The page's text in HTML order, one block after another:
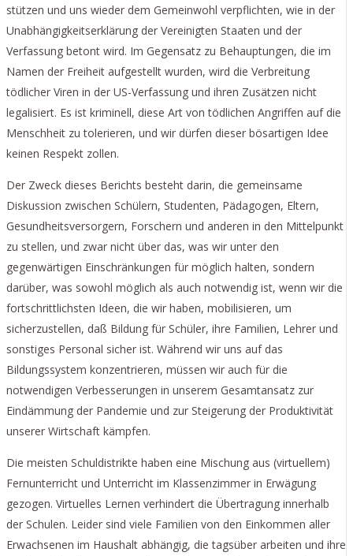
stützen und uns wieder dem Gemeinwohl verpflichten, wie in der
Unabhängigkeitserklärung der Vereinigten Staaten und der
Verfassung betont wird. Im Gegensatz zu Behauptungen, die im
Namen der Freiheit aufgestellt wurden, wird die Verbreitung
tödlicher Viren in der US-Verfassung und ihren Zusätzen nicht
legalisiert. Es ist kriminell, diese Art von tödlichen Angriffen auf die
Menschheit zu tolerieren, und wir dürfen dieser bösartigen Idee
keinen Respekt zollen.
Der Zweck dieses Berichts besteht darin, die gemeinsame
Diskussion zwischen Schülern, Studenten, Pädagogen, Eltern,
Gesundheitsversorgern, Forschern und anderen in den Mittelpunkt
zu stellen, und zwar nicht über das, was wir unter den
gegenwärtigen Einschränkungen für möglich halten, sondern
darüber, was sowohl möglich als auch notwendig ist, wenn wir die
fortschrittlichsten Ideen, die wir haben, mobilisieren, um
sicherzustellen, daß Bildung für Schüler, ihre Familien, Lehrer und
sonstiges Personal sicher ist. Während wir uns auf das
Bildungssystem konzentrieren, müssen wir auch für die
notwendigen Verbesserungen in unserem Gesamtansatz zur
Eindämmung der Pandemie und zur Steigerung der Produktivität
unserer Wirtschaft kämpfen.
Die meisten Schuldistrikte haben eine Mischung aus (virtuellem)
Fernunterricht und Unterricht im Klassenzimmer in Erwägung
gezogen. Virtuelles Lernen verhindert die Übertragung innerhalb
der Schulen. Leider sind viele Familien von den Einkommen aller
Erwachsenen im Haushalt abhängig, die tagsüber arbeiten und ihre